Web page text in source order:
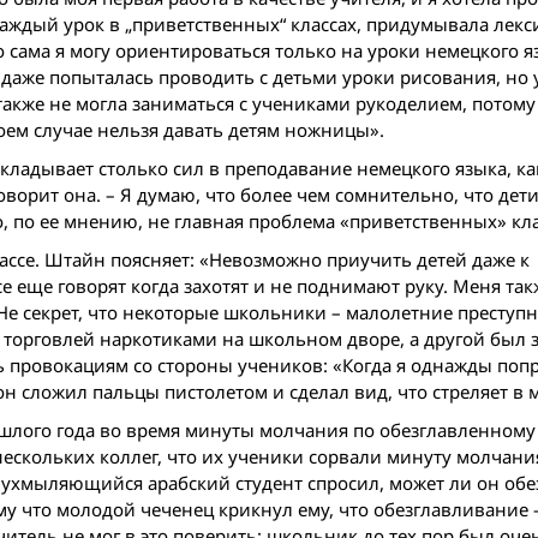
урок в „приветственных“ классах, придумывала
я могу ориентироваться только на уроки немецкого
попыталась проводить с детьми уроки рисования, но
не могла заниматься с учениками рукоделием,
случае нельзя давать детям ножницы».
столько сил в преподавание немецкого языка,
она. – Я думаю, что более чем сомнительно, что дети
по ее мнению, не главная проблема «приветственных»
Штайн поясняет: «Невозможно приучить детей даже к
говорят когда захотят и не поднимают руку. Меня
секрет, что некоторые школьники – малолетние
наркотиками на школьном дворе, а другой был
со стороны учеников: «Когда я однажды
пальцы пистолетом и сделал вид, что стреляет в
года во время минуты молчания по обезглавленному
коллег, что их ученики сорвали минуту
арабский студент спросил, может ли он
молодой чеченец крикнул ему, что обезглавливание